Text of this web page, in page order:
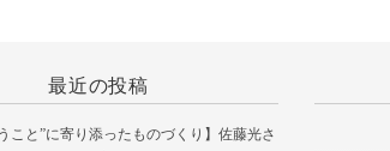
最近の投稿
うこと”に寄り添ったものづくり】佐藤光さ